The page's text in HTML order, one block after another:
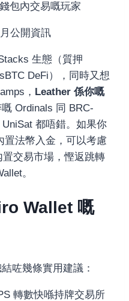
包內交易嘅玩家
公開資訊
生態（質押
DeFi），同時又想
， Leather 係你嘅
Ordinals 同 BRC-
都唔錯。如果你
置法幣入金，可以考慮
交易市場，慳返跳轉
。
Wallet 嘅
咗幾條實用建議：
轉數快喺持牌交易所